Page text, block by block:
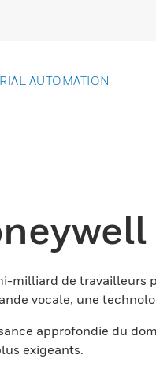
AUTOMATION
milliard de travailleurs
vocale, une
approfondie du
exigeants.